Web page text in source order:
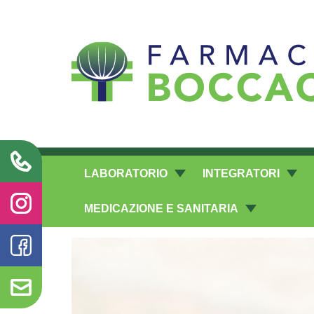
LABORATORIO INTEGRATORI
MEDICAZIONE E SANITARIA